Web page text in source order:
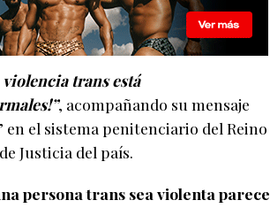
violencia trans está
, acompañando su mensaje
el sistema penitenciario del Reino
Justicia del país.
persona trans sea violenta parece